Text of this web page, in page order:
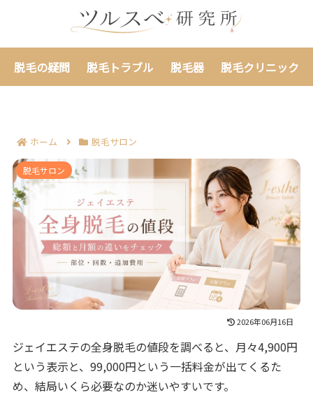
脱毛の疑問 脱毛トラブル 脱毛器 脱毛クリニック
ホーム 脱毛サロン
ジェイエステの全身脱毛の値段で押さえる7項目｜総額
と月額表示の違いまで見通せる！
脱毛サロン
2026年06月16日
ジェイエステの全身脱毛の値段を調べると、月々4,900円
という表示と、99,000円という一括料金が出てくるた
め、結局いくら必要なのか迷いやすいです。